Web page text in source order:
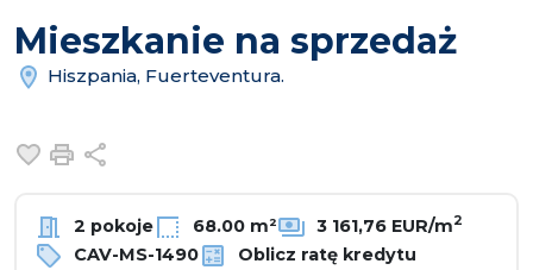
Mieszkanie na sprzedaż
Hiszpania, Fuerteventura.
Dodaj do ulubionych
Drukuj
2 pokoje 68.00 m² 3 161,76 EUR/m2
CAV-MS-1490 Oblicz ratę kredytu